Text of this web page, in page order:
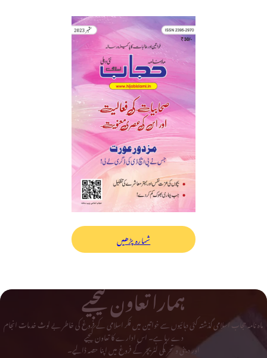
شمارہ پڑھیں
ہمارا تعاون کیجیے
ماہ نامہ حجاب اسلامی گذشتہ کئی دہائیوں سے خواتین میں فکر اسلامی کے فروغ کی خاطر بے لوث خدمات انجام
دے رہا ہے۔ اس ادارے کا تعاون کیجیے
اور دینی و تحریکی لٹریچر کے فروغ میں اپنا حصہ ڈالیے۔